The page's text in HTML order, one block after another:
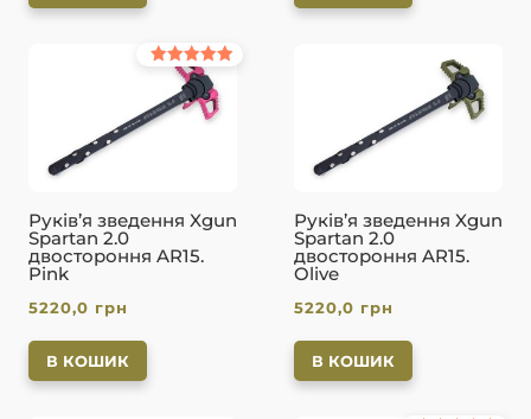
Руків’я зведення Xgun
Spartan 2.0
двостороння AR15.
Pink
Оцінено в
5220,0 грн
В КОШИК
Руків’я зведення Xgun
Spartan 2.0
двостороння AR15.
Olive
5220,0 грн
В КОШИК